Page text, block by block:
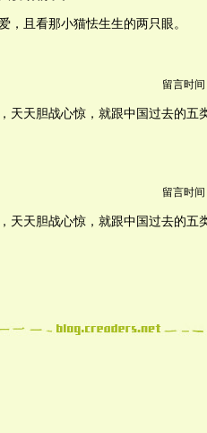
，且看那小猫怯生生的两只眼。
留言时间
天天胆战心惊，就跟中国过去的五
留言时间
天天胆战心惊，就跟中国过去的五